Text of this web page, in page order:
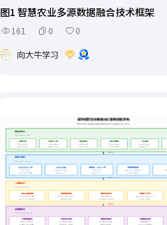
图1 智慧农业多源数据融合技术框架
161 0
0
向大牛学习